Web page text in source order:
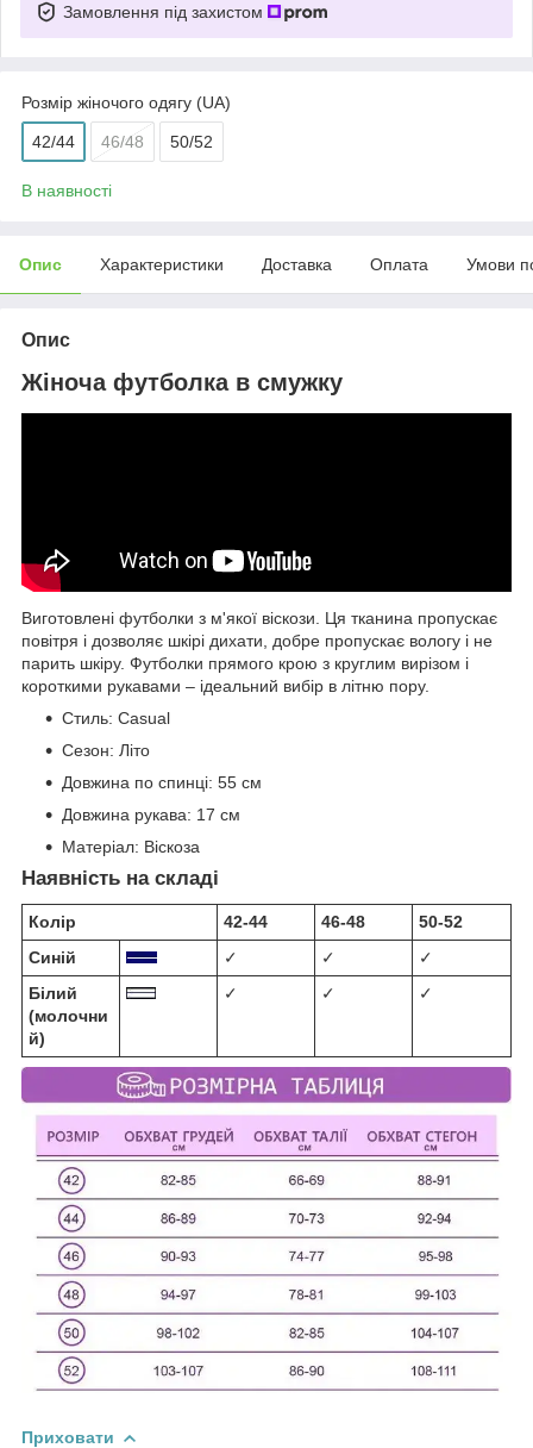
Замовлення під захистом
Розмір жіночого одягу (UA)
42/44 46/48 50/52
В наявності
Опис Характеристики Доставка Оплата Умови
Опис
Жіноча футболка в смужку
Виготовлені футболки з м'якої віскози. Ця тканина пропускає
повітря і дозволяє шкірі дихати, добре пропускає вологу і не
парить шкіру. Футболки прямого крою з круглим вирізом і
короткими рукавами – ідеальний вибір в літню пору.
Стиль: Casual
Сезон: Літо
Довжина по спинці: 55 см
Довжина рукава: 17 см
Матеріал: Віскоза
Наявність на складі
Колір 42-44 46-48
50-52
Синій
✓ ✓
✓
Білий
(молочни
й)
✓ ✓ ✓
Приховати